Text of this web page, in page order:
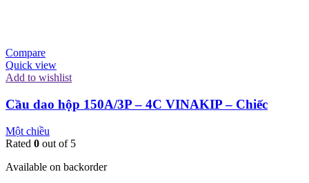
Compare
Quick view
Add to wishlist
Cầu dao hộp 150A/3P – 4C VINAKIP – Chiếc
Một chiều
Rated 0 out of 5
Available on backorder